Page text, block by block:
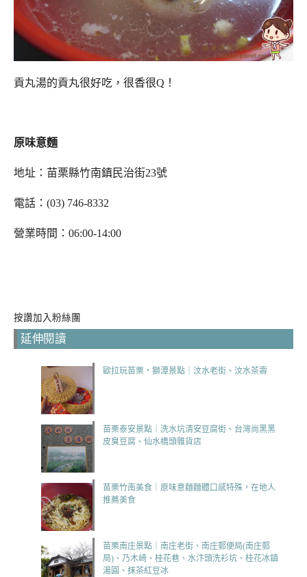
貢丸湯的貢丸很好吃，很香很Q！
原味意麵
地址：苗栗縣竹南鎮民治街23號
電話：(03) 746-8332
營業時間：06:00-14:00
按讚加入粉絲團
延伸閱讀
歐拉玩苗栗‧獅潭景點｜汶水老街、汶水茶壽
苗栗泰安景點｜洗水坑清安豆腐街、台灣尚黑黑
皮臭豆腐、仙水橋頭雜貨店
苗栗竹南美食｜原味意麵麵體口感特殊，在地人
推薦美食
苗栗南庄景點｜南庄老街、南庄郵便局(南庄郵
局)、乃木崎、桂花巷、水汴頭洗衫坑、桂花冰鎮
湯圓、抹茶紅豆冰